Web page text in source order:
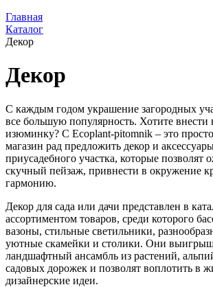
Главная
Каталог
Декор
Декор
С каждым годом украшение загородных
все большую популярность. Хотите внести
изюминку? С Ecoplant-pitomnik – это
магазин рад предложить декор и
приусадебного участка, которые позволят
скучный пейзаж, привнести в окружение
гармонию.
Декор для сада или дачи представлен в
ассортиментом товаров, среди которого
вазоны, стильные светильники,
уютные скамейки и столики. Они
ландшафтный ансамбль из растений,
садовых дорожек и позволят воплотить в
дизайнерские идеи.